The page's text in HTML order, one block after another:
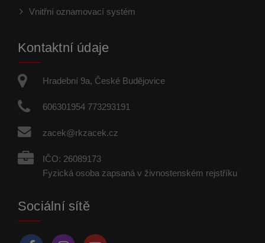
Vnitřní oznamovací systém
Kontaktní údaje
Hradební 9a, České Budějovice
606301954 773293191
zacek@rkzacek.cz
IČO: 26089173
Fyzická osoba zapsaná v živnostenském rejstříku
Sociální sítě